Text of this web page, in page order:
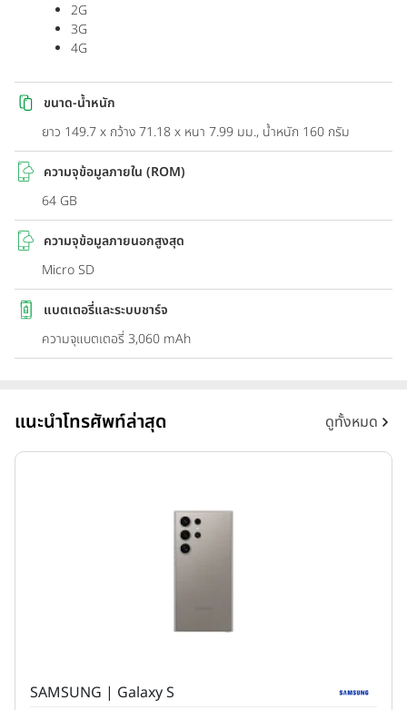
2G
3G
4G
ขนาด-น้ำหนัก
ยาว 149.7 x กว้าง 71.18 x หนา 7.99 มม., น้ำหนัก 160 กรัม
ความจุข้อมูลภายใน (ROM)
64 GB
ความจุข้อมูลภายนอกสูงสุด
Micro SD
แบตเตอรี่และระบบชาร์จ
ความจุแบตเตอรี่ 3,060 mAh
แนะนำโทรศัพท์ล่าสุด ดูทั้งหมด
SAMSUNG | Galaxy S